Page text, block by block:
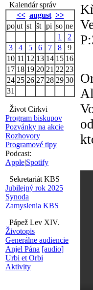
Kalendár správ
<< august >>
po ut st št pi so ne
1
2
3
4 5 6 7 8
9
10 11 12 13 14 15 16
17 18 19 20 21 22 23
24 25 26 27 28 29 30
31
Život Cirkvi
Program biskupov
Pozvánky na akcie
Rozhovory
Programové tipy
Podcast:
Apple|Spotify
Sekretariát KBS
Jubilejný rok 2025
Synoda
Zamyslenia KBS
Pápež Lev XIV.
Životopis
Generálne audiencie
Anjel Pána [audio]
Urbi et Orbi
Aktivity